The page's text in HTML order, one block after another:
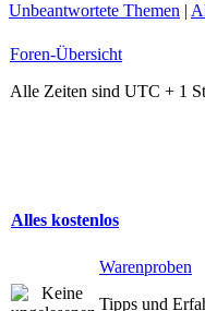
Unbeantwortete Themen |
Foren-Übersicht
Alle Zeiten sind UTC + 1
Alles kostenlos
Warenproben
Tipps und